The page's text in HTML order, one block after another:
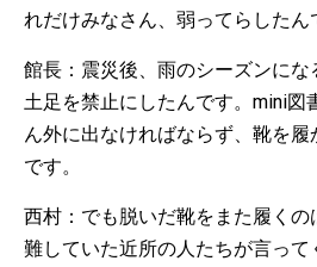
れだけみなさん、弱ってらしたん
館長：震災後、雨のシーズンに
土足を禁止にしたんです。mini図
ん外に出なければならず、靴を
です。
西村：でも脱いだ靴をまた履く
難していた近所の人たちが言っ